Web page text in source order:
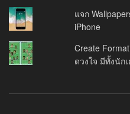
แจก
iPhone
Create
ดวงใจ มีทั้งนัก